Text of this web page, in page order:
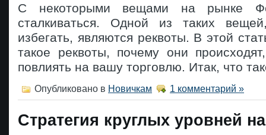
С некоторыми вещами на рынке
сталкиваться. Одной из таких
избегать, являются реквоты. В этой
такое реквоты, почему они
повлиять на вашу торговлю. Итак, что
Опубликовано в Новичкам 1 комментарий »
Стратегия круглых уровней